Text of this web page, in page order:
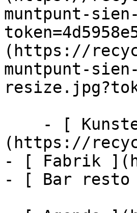
muntpunt-
(https://
muntpunt-
(https://
- [ Fabrik
- [ Bar